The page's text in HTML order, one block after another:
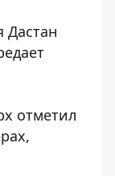
Дастан
отметил